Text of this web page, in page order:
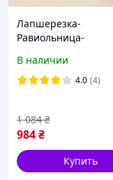
Лапшерезка-
Равиольница-
нержавеющей стали
В наличии
4.0 (4)
984₴
1 084 ₴
Купить